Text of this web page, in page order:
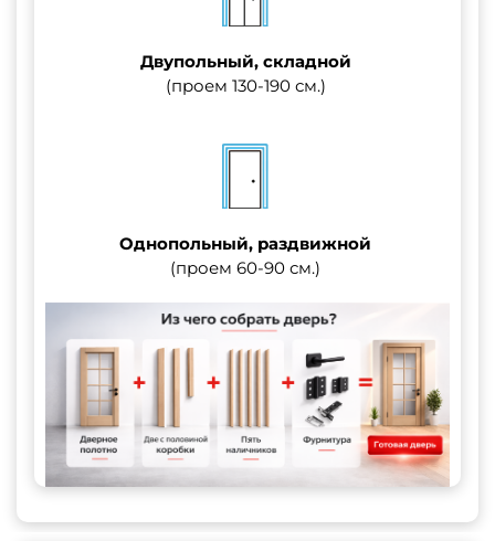
Двупольный, складной
(проем 130-190 см.)
Однопольный, раздвижной
(проем 60-90 см.)